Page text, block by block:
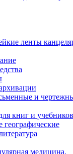
ленты
и
книг и учебников
географические
медицина.